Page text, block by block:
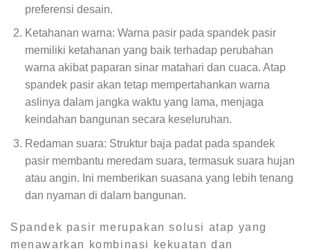
preferensi desain.
Ketahanan warna: Warna pasir pada spandek pasir
memiliki ketahanan yang baik terhadap perubahan
warna akibat paparan sinar matahari dan cuaca. Atap
spandek pasir akan tetap mempertahankan warna
aslinya dalam jangka waktu yang lama, menjaga
keindahan bangunan secara keseluruhan.
Redaman suara: Struktur baja padat pada spandek
pasir membantu meredam suara, termasuk suara hujan
atau angin. Ini memberikan suasana yang lebih tenang
dan nyaman di dalam bangunan.
Spandek pasir merupakan solusi atap yang
menawarkan kombinasi kekuatan dan